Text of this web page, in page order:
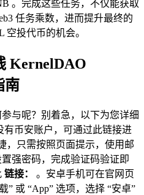
。完成这些任务，不仅能获取
任务乘数，进而提升最终的
空投代币的机会。
KernelDAO
南
与呢？别着急，以下为您详细
有币安账户，可通过此链接进
，只需按照页面提示，使用邮
强密码，完成验证码验证即
链接：
。安卓手机可在官网页
” 或 “App” 选项，选择 “安卓”